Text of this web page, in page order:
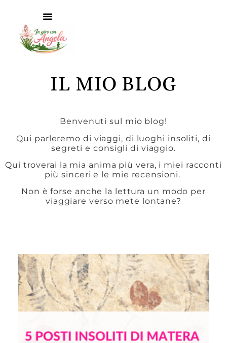
IL MIO BLOG
Benvenuti sul mio blog!
Qui parleremo di viaggi, di luoghi insoliti, di
segreti e consigli di viaggio.
Qui troverai la mia anima più vera, i miei racconti
più sinceri e le mie recensioni.
Non è forse anche la lettura un modo per
viaggiare verso mete lontane?